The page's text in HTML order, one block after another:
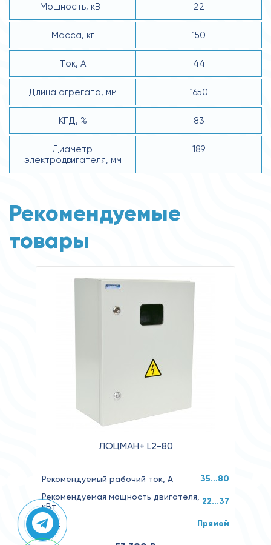
Мощность, кВт 22
Масса, кг 150
Ток, А 44
Длина агрегата, мм 1650
КПД, % 83
Диаметр
электродвигателя, мм
189
Рекомендуемые
товары
ЛОЦМАН+ L2-80
Рекомендуемый рабочий ток, А 35…80
Рекомендуемая мощность двигателя,
кВт
22...37
Пуск Прямой